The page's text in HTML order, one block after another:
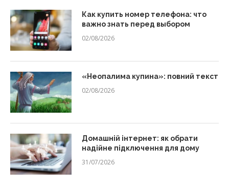
Как купить номер телефона: что
важно знать перед выбором
02/08/2026
«Неопалима купина»: повний текст
02/08/2026
Домашній інтернет: як обрати
надійне підключення для дому
31/07/2026